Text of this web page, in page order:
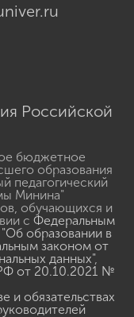
Российской
бюджетное
образования
педагогический
Минина"
обучающихся и
с Федеральным
образовании в
законом от
данных",
от 20.10.2021 №
и обязательствах